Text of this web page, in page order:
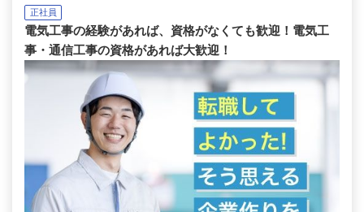
正社員
電気工事の経験があれば、資格がなくても歓迎！電気工
事・通信工事の資格があれば大歓迎！